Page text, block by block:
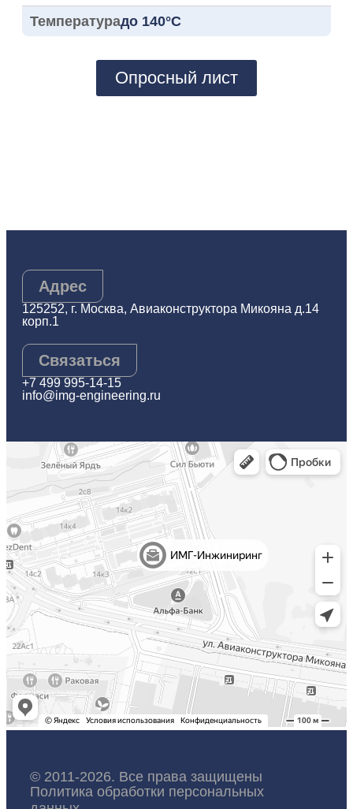
Температурадо 140°C
Опросный лист
Адрес
125252, г. Москва, Авиаконструктора Микояна д.14
корп.1
Связаться
+7 499 995-14-15
info@img-engineering.ru
© 2011-2026. Все права защищены
Политика обработки персональных